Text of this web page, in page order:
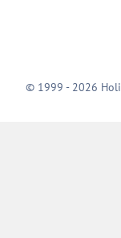
© 1999 - 2026